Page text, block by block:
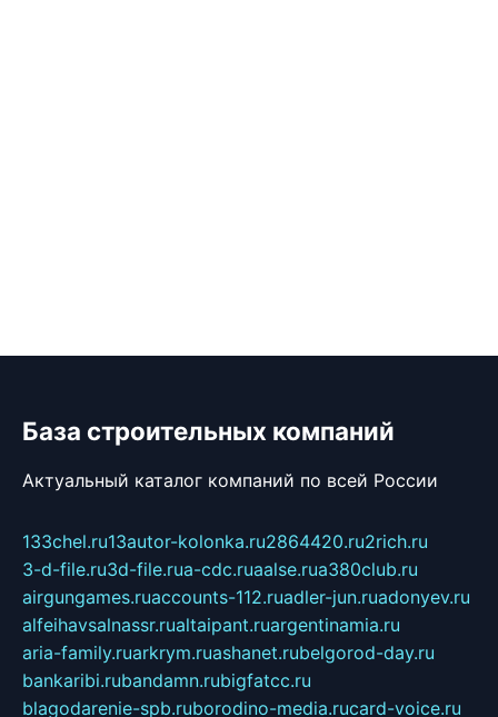
База строительных компаний
Актуальный каталог компаний по всей России
133chel.ru13autor-kolonka.ru2864420.ru2rich.ru
3-d-file.ru3d-file.rua-cdc.ruaalse.rua380club.ru
airgungames.ruaccounts-112.ruadler-jun.ruadonyev.ru
alfeihavsalnassr.rualtaipant.ruargentinamia.ru
aria-family.ruarkrym.ruashanet.rubelgorod-day.ru
bankaribi.rubandamn.rubigfatcc.ru
blagodarenie-spb.ruborodino-media.rucard-voice.ru